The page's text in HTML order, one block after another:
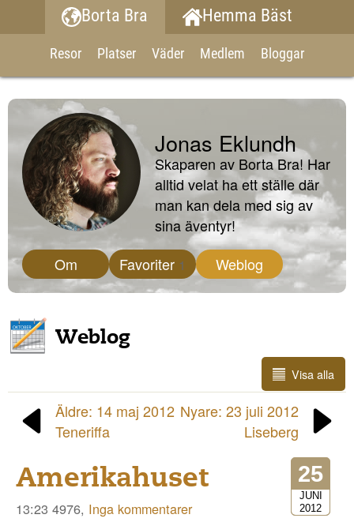
Borta Bra Hemma Bäst
Resor Platser Väder Medlem Bloggar
Jonas Eklundh
Skaparen av Borta Bra! Har
alltid velat ha ett ställe där
man kan dela med sig av
sina äventyr!
Om
Favoriter 1 Weblog
Weblog
Visa alla
Äldre: 14 maj 2012
Teneriffa
Nyare: 23 juli 2012
Liseberg
25
JUNI
2012
Amerikahuset
13:23 4976, Inga kommentarer